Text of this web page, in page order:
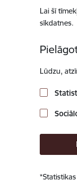
Lai šī
sīkdatnes.
Lūdzu,
*